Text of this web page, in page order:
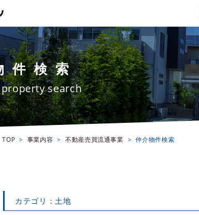
件検索
search
TOP 事業内容 不動産売買流通事業 仲介物件検索
カテゴリ：土地